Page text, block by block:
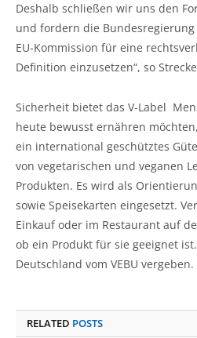
Deshalb schließen wir uns den
und fordern die
EU-Kommission für eine
Definition einzusetzen“, so
Sicherheit bietet das V-Label
heute bewusst ernähren
ein international geschütztes
von vegetarischen und veganen
Produkten. Es wird als
sowie Speisekarten eingesetzt.
Einkauf oder im Restaurant auf
ob ein Produkt für sie geeignet
Deutschland vom VEBU vergeben.
RELATED POSTS